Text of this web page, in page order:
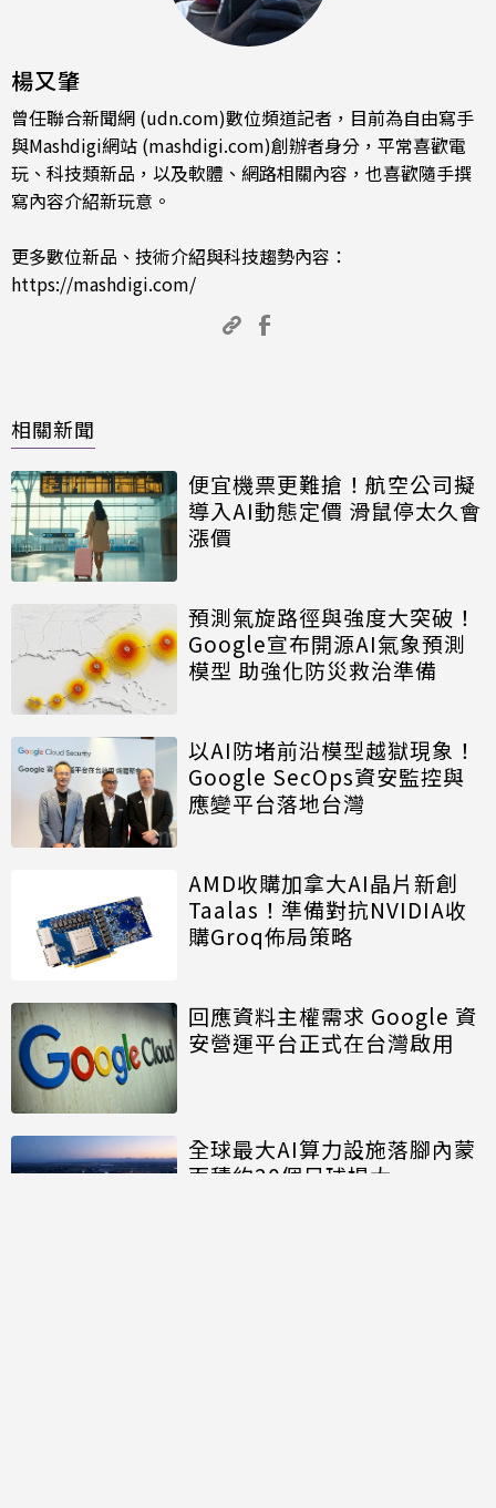
楊又肇
曾任聯合新聞網 (udn.com)數位頻道記者，目前為自由寫手
與Mashdigi網站 (mashdigi.com)創辦者身分，平常喜歡電
玩、科技類新品，以及軟體、網路相關內容，也喜歡隨手撰
寫內容介紹新玩意。
更多數位新品、技術介紹與科技趨勢內容：
https://mashdigi.com/
相關新聞
便宜機票更難搶！航空公司擬
導入AI動態定價 滑鼠停太久會
漲價
預測氣旋路徑與強度大突破！
Google宣布開源AI氣象預測
模型 助強化防災救治準備
以AI防堵前沿模型越獄現象！
Google SecOps資安監控與
應變平台落地台灣
AMD收購加拿大AI晶片新創
Taalas！準備對抗NVIDIA收
購Groq佈局策略
回應資料主權需求 Google 資
安營運平台正式在台灣啟用
全球最大AI算力設施落腳內蒙
面積約20個足球場大